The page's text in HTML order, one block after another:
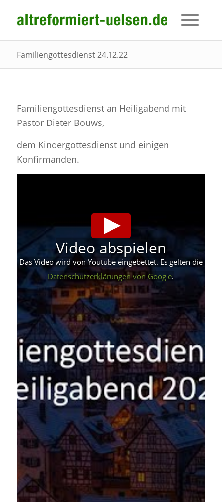
Familiengottesdienst 24.12.22
Familiengottesdienst an Heiligabend mit
Pastor Dieter Bouws,
dem Kindergottesdienst und einigen
Konfirmanden.
Video abspielen
Das Video wird von Youtube eingebettet. Es gelten die
Datenschutzerklärungen von Google.